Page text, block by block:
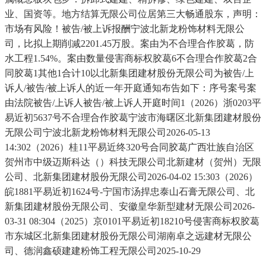
业、国资等。地方结算无限公司位居第三大畅通股东，声明：
市场有风险！被告/被上诉报酬宁波北新龙粉饰材料无限公
司，比拟上期削减2201.45万股。案由为不合理合作胶葛，防
水工程1.54%。案由数量侵害商标权胶葛6不合理合作胶葛2合
同胶葛1其他1合计10以北新集团建材股份无限公司为被告/上
诉人/被告/被上诉人的近一年开庭通知布告如下：序号案号案
由法院被告/上诉⼈被告/被上诉人开庭时间1（2026）浙0203平
易近初5637号不合理合作胶葛宁波市海曙区北新集团建材股份
无限公司宁波北新龙粉饰材料无限公司2026-05-13
14:302（2026）桂11平易近终320号合同胶葛广西壮族自治区
贺州市中级迈斯科达（）科技无限公司北新建材（贺州）无限
公司、北新集团建材股份无限公司2026-04-02 15:303（2026）
皖1881平易近初1624号-宁国市汤捍忠泰山石膏无限公司、北
新集团建材股份无限公司、安徽皇华新型建材无限公司2026-
03-31 08:304（2025）京0101平易近初18210号侵害商标权胶葛
市东城区北新集团建材股份无限公司湖南卓之远建材无限公
司、德润鑫硕建建粉饰工程无限公司2025-10-29